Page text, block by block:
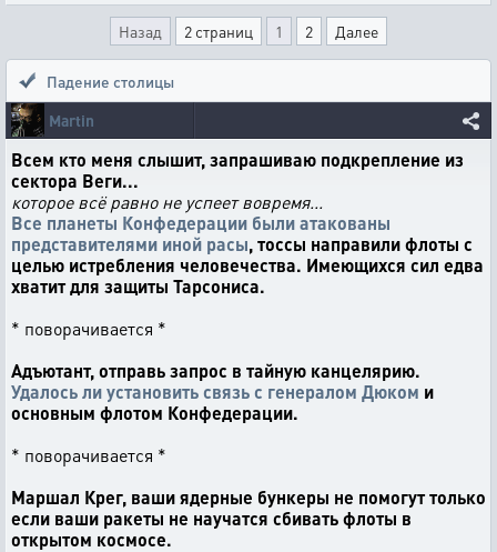
Назад 2 страниц 1 2 Далее
Падение столицы
Martin
Всем кто меня слышит, запрашиваю подкрепление из
сектора Веги...
которое всё равно не успеет вовремя...
Все планеты Конфедерации были атакованы
представителями иной расы, тоссы направили флоты с
целью истребления человечества. Имеющихся сил едва
хватит для защиты Тарсониса.
* поворачивается *
Адъютант, отправь запрос в тайную канцелярию.
Удалось ли установить связь с генералом Дюком и
основным флотом Конфедерации.
* поворачивается *
Маршал Крег, ваши ядерные бункеры не помогут только
если ваши ракеты не научатся сбивать флоты в
открытом космосе.